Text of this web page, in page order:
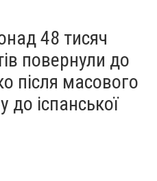
48 тисяч
повернули до
після масового
до іспанської